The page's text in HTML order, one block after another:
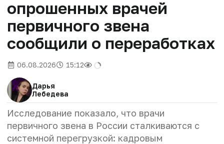
опрошенных врачей
первичного звена
сообщили о переработках
06.08.2026 15:12
Дарья
Лебедева
Исследование показало, что врачи
первичного звена в России сталкиваются с
системной перегрузкой: кадровым